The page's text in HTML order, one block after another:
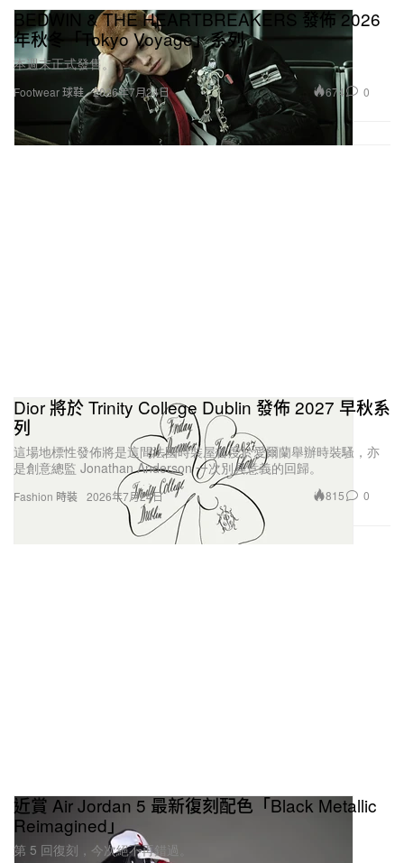
Footwear 球鞋
BEDWIN & THE HEARTBREAKERS 發佈 2026
年秋冬「Tokyo Voyage」系列
本週末正式發售。
2026年7月24日 674 0
Fashion 時裝
Dior 將於 Trinity College Dublin 發佈 2027 早秋系
列
這場地標性發佈將是這間法國時裝屋首度於愛爾蘭舉辦時裝騷，亦
是創意總監 Jonathan Anderson 一次別具意義的回歸。
2026年7月24日 815 0
近賞 Air Jordan 5 最新復刻配色「Black Metallic
Reimagined」
第 5 回復刻，今次絕不再錯過。